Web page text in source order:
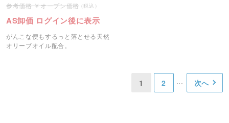
オープン価格
AS卸価 ログイン後に表示
がんこな便もするっと落とせる天然
オリーブオイル配合。
1 2 次へ